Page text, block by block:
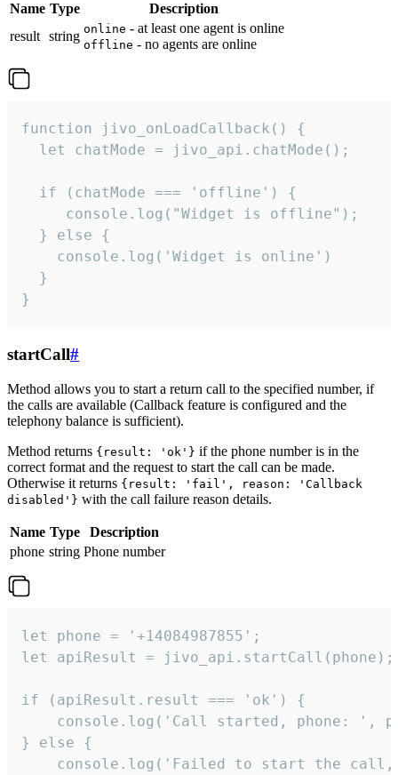
Name Type
Description
result string online - at least one agent is online
offline - no agents are online
function jivo_onLoadCallback() {
  let chatMode = jivo_api.chatMode();
  if (chatMode === 'offline') {
     console.log("Widget is offline");
  } else {
    console.log('Widget is online')
  }
}
startCall#
Method allows you to start a return call to the specified number, if
the calls are available (Callback feature is configured and the
telephony balance is sufficient).
Method returns {result: 'ok'} if the phone number is in the
correct format and the request to start the call can be made.
Otherwise it returns {result: 'fail', reason: 'Callback
disabled'} with the call failure reason details.
Name Type
Description
phone string Phone number
let phone = '+14084987855';
let apiResult = jivo_api.startCall(phone);
if (apiResult.result === 'ok') {
console.log('Call started, phone: ',
} else {
console.log('Failed to start the